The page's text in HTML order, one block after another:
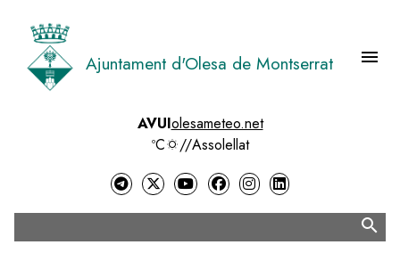
contingut
Ajuntament d'Olesa de Montserrat menu
AVUIolesameteo.net
ºC
//Assolellat
search